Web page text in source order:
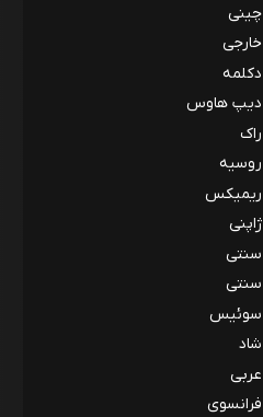
چینی
خارجی
دکلمه
دیپ هاوس
راک
روسیه
ریمیکس
ژاپنی
سنتی
سنتی
سوئیس
شاد
عربی
فرانسوی